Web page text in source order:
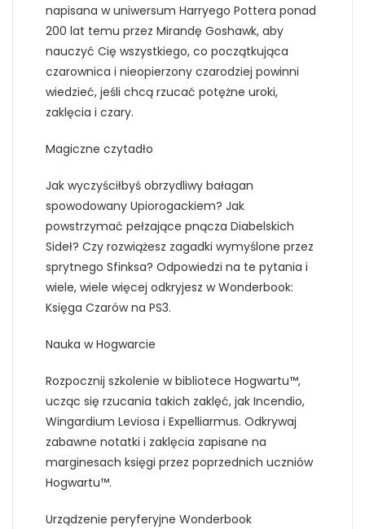
napisana w uniwersum Harryego Pottera ponad
200 lat temu przez Mirandę Goshawk, aby
nauczyć Cię wszystkiego, co początkująca
czarownica i nieopierzony czarodziej powinni
wiedzieć, jeśli chcą rzucać potężne uroki,
zaklęcia i czary.
Magiczne czytadło
Jak wyczyściłbyś obrzydliwy bałagan
spowodowany Upiorogackiem? Jak
powstrzymać pełzające pnącza Diabelskich
Sideł? Czy rozwiążesz zagadki wymyślone przez
sprytnego Sfinksa? Odpowiedzi na te pytania i
wiele, wiele więcej odkryjesz w Wonderbook:
Księga Czarów na PS3.
Nauka w Hogwarcie
Rozpocznij szkolenie w bibliotece Hogwartu™,
ucząc się rzucania takich zaklęć, jak Incendio,
Wingardium Leviosa i Expelliarmus. Odkrywaj
zabawne notatki i zaklęcia zapisane na
marginesach księgi przez poprzednich uczniów
Hogwartu™.
Urządzenie peryferyjne Wonderbook